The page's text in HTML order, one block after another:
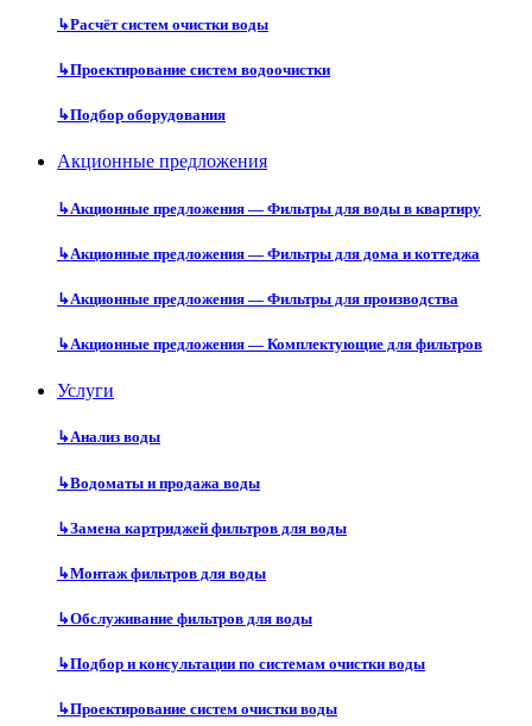
↳Расчёт систем очистки воды
↳Проектирование систем водоочистки
↳Подбор оборудования
Акционные предложения
↳Акционные предложения — Фильтры для воды в квартиру
↳Акционные предложения — Фильтры для дома и коттеджа
↳Акционные предложения — Фильтры для производства
↳Акционные предложения — Комплектующие для фильтров
Услуги
↳Анализ воды
↳Водоматы и продажа воды
↳Замена картриджей фильтров для воды
↳Монтаж фильтров для воды
↳Обслуживание фильтров для воды
↳Подбор и консультации по системам очистки воды
↳Проектирование систем очистки воды